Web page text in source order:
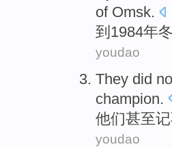
of Omsk.
到 1984年
youdao
They did
champion.
他们甚至
youdao